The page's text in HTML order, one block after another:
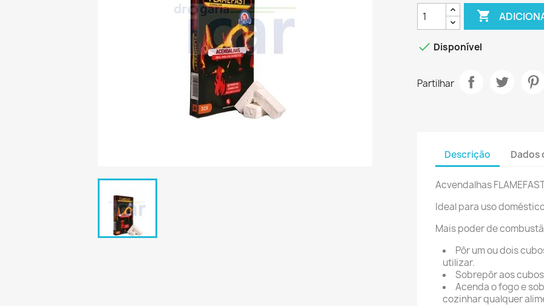

 Disponível
Partilhar
Descrição Dados
Acvendalhas
Ideal para uso
Mais poder de
Pôr um ou dois
utilizar.
Sobrepôr aos
Acenda o fogo e
cozinhar qualquer